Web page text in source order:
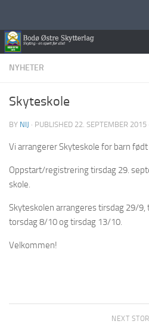
NYHETER
Skyteskole
BY NIJ · PUBLISHED 22. SEPTEMBER 2015
Vi arrangerer Skyteskole for barn født
Oppstart/registrering tirsdag 29.
skole.
Skyteskolen arrangeres tirsdag 29/
torsdag 8/10 og tirsdag 13/10.
Velkommen!
NEXT